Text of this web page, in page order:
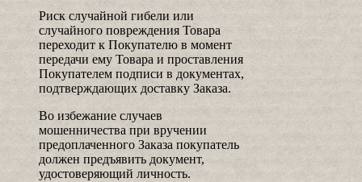
Риск случайной гибели или
случайного повреждения Товара
переходит к Покупателю в момент
передачи ему Товара и проставления
Покупателем подписи в документах,
подтверждающих доставку Заказа.
Во избежание случаев
мошенничества при вручении
предоплаченного Заказа покупатель
должен предъявить документ,
удостоверяющий личность.